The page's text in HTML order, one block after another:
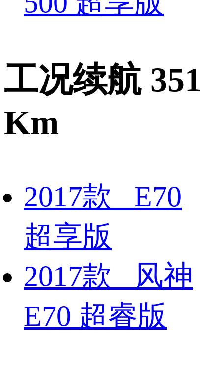
工况续航 351
Km
2017款 E70
超享版
2017款 风神
E70 超睿版